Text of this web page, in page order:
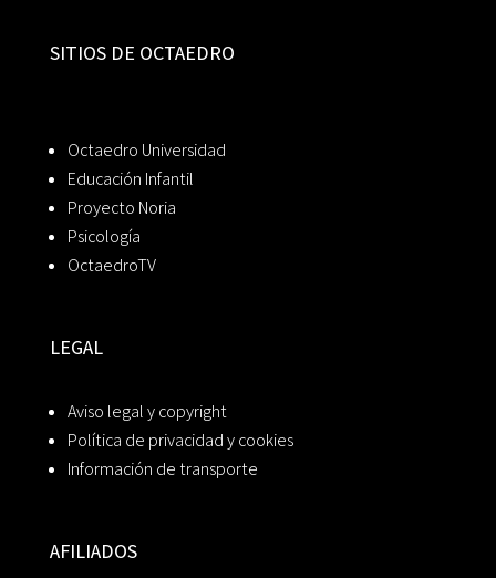
SITIOS DE OCTAEDRO
Octaedro Universidad
Educación Infantil
Proyecto Noria
Psicología
OctaedroTV
LEGAL
Aviso legal y copyright
Política de privacidad y cookies
Información de transporte
AFILIADOS